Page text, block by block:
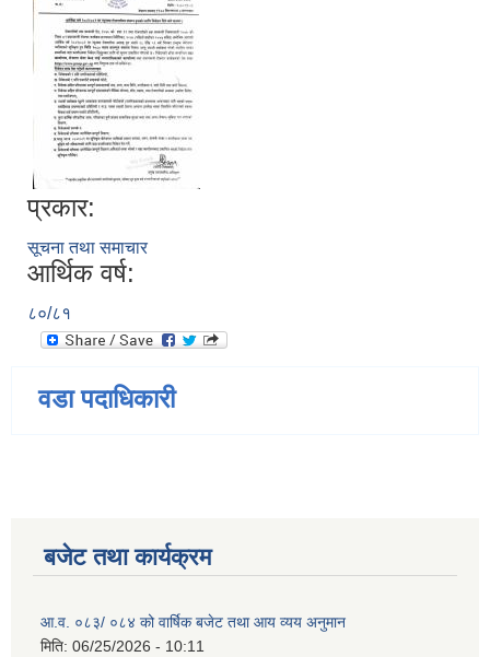
प्रकार:
सूचना तथा समाचार
आर्थिक वर्ष:
८०/८१
वडा पदाधिकारी
बजेट तथा कार्यक्रम
आ.व. ०८३/ ०८४ को वार्षिक बजेट तथा आय व्यय अनुमान
मिति: 06/25/2026 - 10:11